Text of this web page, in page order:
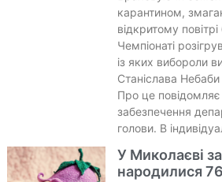
карантином,
відкритому
Чемпіонаті
із яких вибороли
Станіслава
Про це повідомляє
забезпечення
голови. В
У Миколаєві
народилися